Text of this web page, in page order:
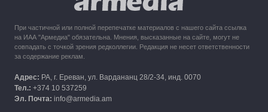
При частичной или полной перепечатке материалов с нашего сайта ссылка
на ИАА "Армедиа" обязательна. Мнения, высказанные на сайте, могут не
совпадать с точкой зрения редколлегии. Редакция не несет ответственности
за содержание реклам.
Адрес: РА, г. Ереван, ул. Вардананц 28/2-34, инд. 0070
Тел.: +374 10 537259
Эл. Почта: info@armedia.am